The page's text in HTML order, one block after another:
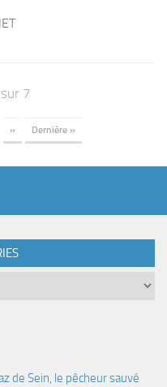
7
» Dernière »
de Sein, le pêcheur sauvé